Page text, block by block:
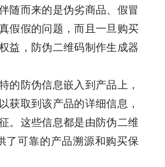
随而来的是伪劣商品、假冒
假假的问题，而且一旦购买
益，防伪二维码制作生成器
的防伪信息嵌入到产品上，
获取到该产品的详细信息，
。这些信息都是由防伪二维
了可靠的产品溯源和购买保